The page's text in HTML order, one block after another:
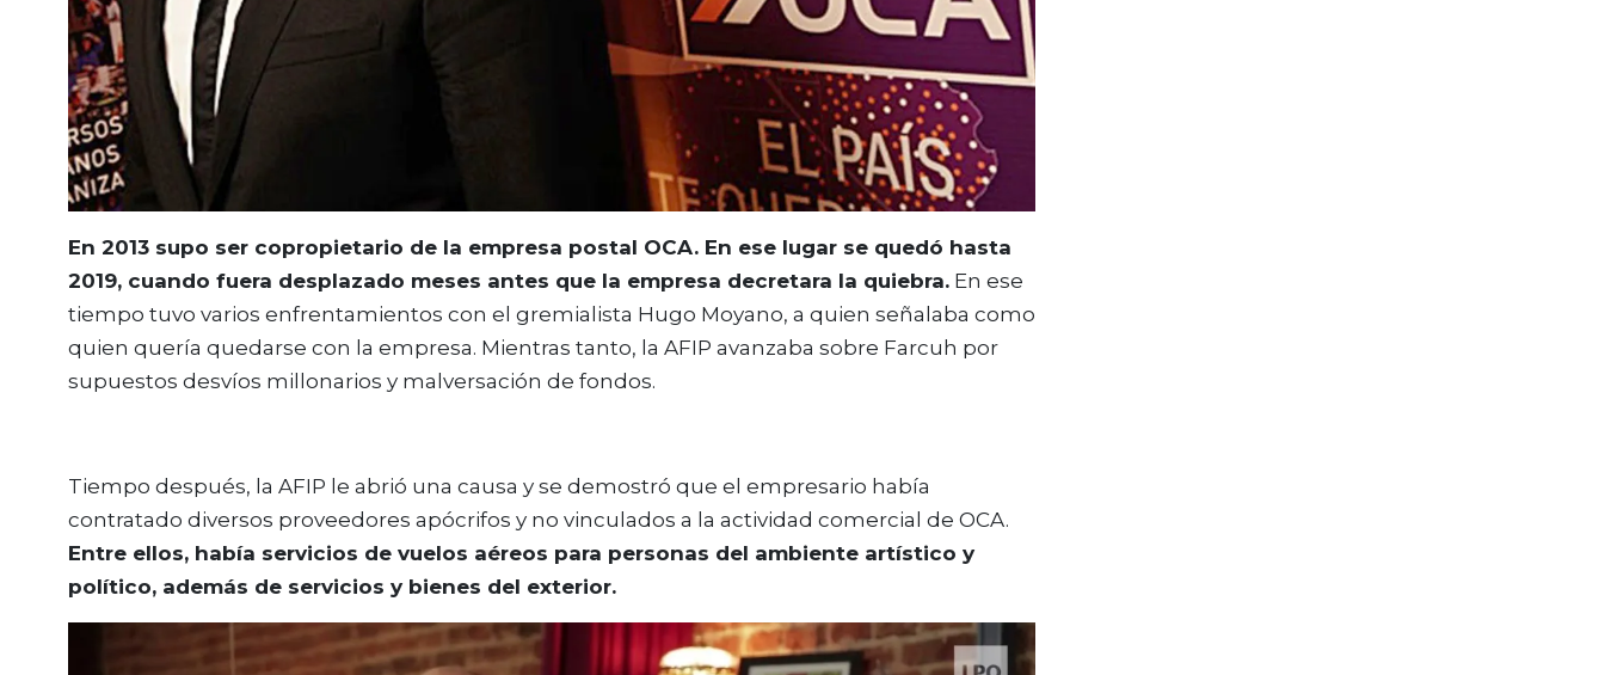
En 2013 supo ser copropietario de la empresa postal OCA. En ese lugar se quedó hasta
2019, cuando fuera desplazado meses antes que la empresa decretara la quiebra. En ese
tiempo tuvo varios enfrentamientos con el gremialista Hugo Moyano, a quien señalaba como
quien quería quedarse con la empresa. Mientras tanto, la AFIP avanzaba sobre Farcuh por
supuestos desvíos millonarios y malversación de fondos.
Tiempo después, la AFIP le abrió una causa y se demostró que el empresario había
contratado diversos proveedores apócrifos y no vinculados a la actividad comercial de OCA.
Entre ellos, había servicios de vuelos aéreos para personas del ambiente artístico y
político, además de servicios y bienes del exterior.